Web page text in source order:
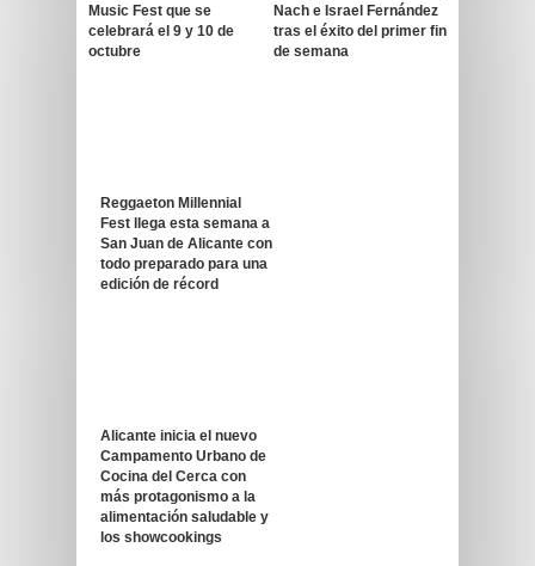
Music Fest que se
celebrará el 9 y 10 de
octubre
Nach e Israel Fernández
tras el éxito del primer fin
de semana
Reggaeton Millennial
Fest llega esta semana a
San Juan de Alicante con
todo preparado para una
edición de récord
Alicante inicia el nuevo
Campamento Urbano de
Cocina del Cerca con
más protagonismo a la
alimentación saludable y
los showcookings